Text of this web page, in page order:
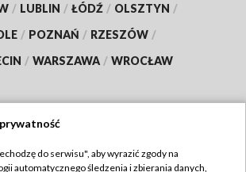
/ LUBLIN / ŁÓDŹ / OLSZTYN /
/ POZNAŃ / RZESZÓW /
/ WARSZAWA / WROCŁAW
do serwisu", aby wyrazić zgody na
automatycznego śledzenia i zbierania danych,